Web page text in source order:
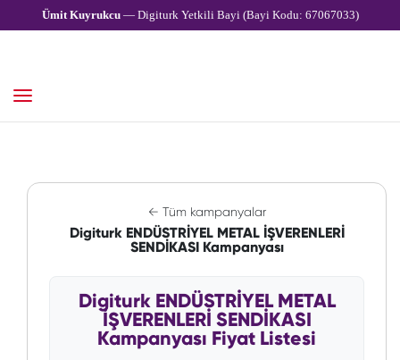
Ümit Kuyrukcu— Digiturk Yetkili Bayi (Bayi Kodu: 67067033)
← Tüm kampanyalar
Digiturk ENDÜSTRİYEL METAL İŞVERENLERİ
SENDİKASI Kampanyası
Digiturk ENDÜSTRİYEL METAL
İŞVERENLERİ SENDİKASI
Kampanyası Fiyat Listesi